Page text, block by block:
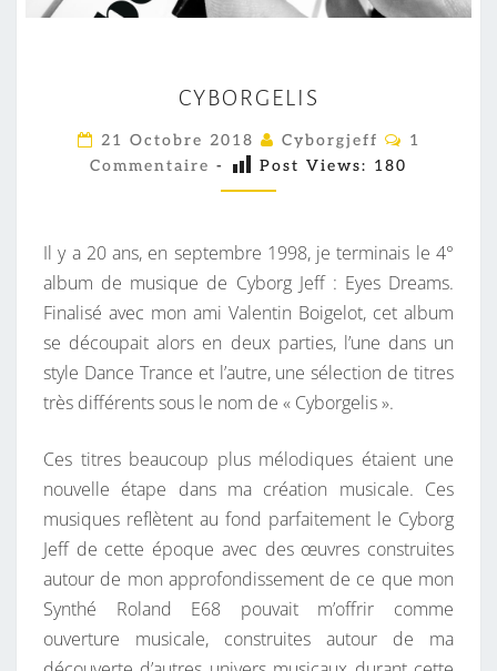
Y
B
O
R
E
L
I
S
CYBORGELIS
21 Octobre 2018 Cyborgjeff
C
M
A
I
R
E
1
Commentaire - Post Views: 180
Il y a 20 ans, en septembre 1998, je terminais le 4°
album de musique de Cyborg Jeff : Eyes Dreams.
Finalisé avec mon ami Valentin Boigelot, cet album
se découpait alors en deux parties, l’une dans un
style Dance Trance et l’autre, une sélection de titres
très différents sous le nom de « Cyborgelis ».
Ces titres beaucoup plus mélodiques étaient une
nouvelle étape dans ma création musicale. Ces
musiques reflètent au fond parfaitement le Cyborg
Jeff de cette époque avec des œuvres construites
autour de mon approfondissement de ce que mon
Synthé Roland E68 pouvait m’offrir comme
ouverture musicale, construites autour de ma